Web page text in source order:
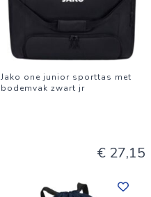
Jako one junior sporttas met
bodemvak zwart jr
€ 27,15